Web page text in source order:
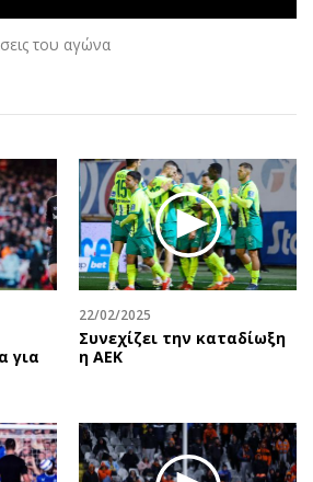
Geek
Νέα
Social
Αφιερώματα
Πολιτική
Οικονομία
Γενικά
Αναδρομές
Πρόσωπα
Περιβάλλον
Γυναίκα
Showbiz
του αγώνα
για
22/02/2025
Συνεχίζει την καταδίωξη
η ΑΕΚ